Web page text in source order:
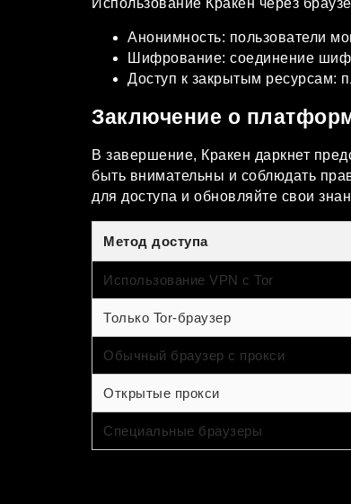
Использование Кракен через
Анонимность: пользователи
Шифрование: соединение
Доступ к закрытым ресурсам:
Заключение о
В завершение, Кракен даркнет
быть внимательны и соблюдать
для доступа и обновляйте свои
Метод доступа
Использование VPN с Tor
Только Tor-браузер
Обычный браузер с прокси
Открытые прокси
Специальные браузеры